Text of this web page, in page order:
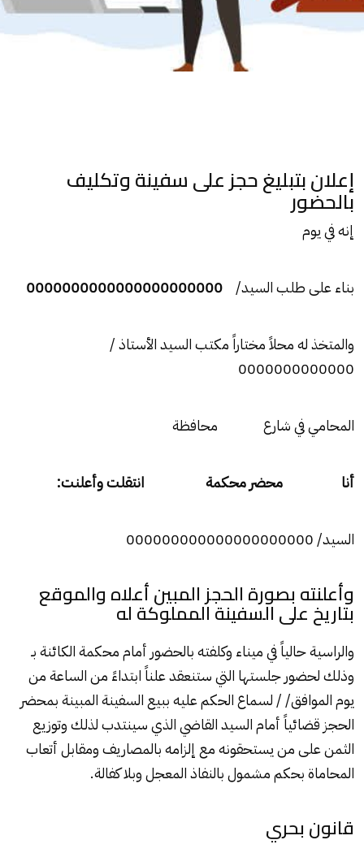
إعلان بتبليغ حجزعلى سفينة وتكليف
بالحضور
إنه في يوم
بناء على طلب السيد/ 0000000000000000000000
والمتخذ له محلاً مختاراً مكتب السيد الأستاذ /
0000000000000
المحامي في شارع محافظة
أنا محضر محكمة انتقلت وأعلنت:
السيد/ 000000000000000000000
وأعلنته بصورة الحجز المبين أعلاه والموقع
بتاريخ على السفينة المملوكة له
والراسية حالياً في ميناء وكلفته بالحضور أمام محكمة الكائنة بـ
وذلك لحضور جلستها التي ستنعقد علناً ابتداءً من الساعة من
يوم الموافق/ / لسماع الحكم عليه ببيع السفينة المبينة بمحضر
الحجز قضائياً أمام السيد القاضي الذي سينتدب لذلك وتوزيع
الثمن على من يستحقونه مع إلزامه بالمصاريف ومقابل أتعاب
المحاماة بحكم مشمول بالنفاذ المعجل وبلا كفالة.
قانون بحري